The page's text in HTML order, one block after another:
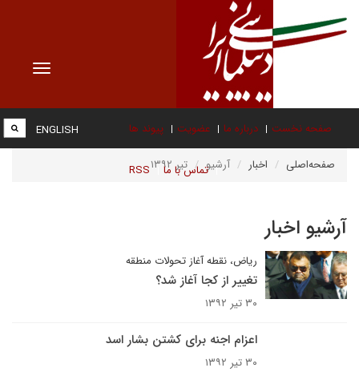
Toggle
صفحه نخست درباره ما عضویت پیوند ها
تماس با ما RSS
ENGLISH
صفحه‌اصلی اخبار آرشیو تیر ۱۳۹۲
آرشیو اخبار
ریاض، نقطه آغاز تحولات منطقه
تغییر از کجا آغاز شد؟
۳۰ تیر ۱۳۹۲
اعزام اجنه برای کشتن بشار اسد
۳۰ تیر ۱۳۹۲